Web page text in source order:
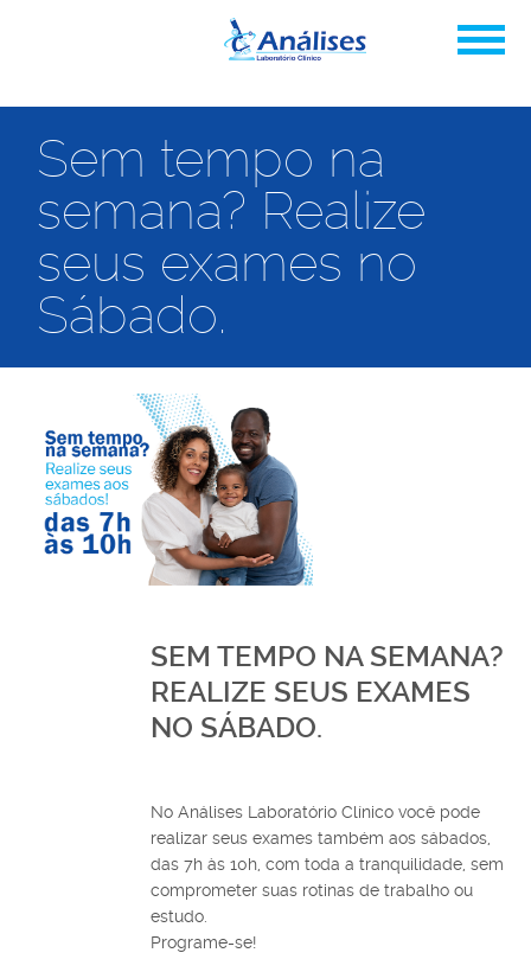
Sem tempo na
semana? Realize
seus exames no
Sábado.
SEM TEMPO NA SEMANA?
REALIZE SEUS EXAMES
NO SÁBADO.
No Análises Laboratório Clínico você pode
realizar seus exames também aos sábados,
das 7h às 10h, com toda a tranquilidade, sem
comprometer suas rotinas de trabalho ou
estudo.
Programe-se!